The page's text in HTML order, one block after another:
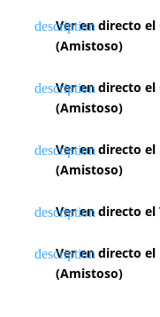
Ver en directo el
(Amistoso)
Ver en directo el
(Amistoso)
Ver en directo el
(Amistoso)
Ver en directo
Ver en directo el
(Amistoso)